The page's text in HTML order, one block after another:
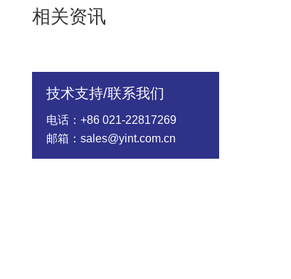
相关资讯
技术支持/联系我们
电话：+86 021-22817269
邮箱：sales@yint.com.cn